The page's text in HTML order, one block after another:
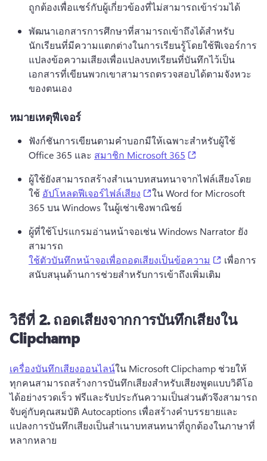
ถูกต้องเพื่อแชร์กับผู้เกี่ยวข้องที่ไม่สามารถเข้าร่วมได้
พัฒนาเอกสารการศึกษาที่สามารถเข้าถึงได้สําหรับ
นักเรียนที่มีความแตกต่างในการเรียนรู้โดยใช้ฟีเจอร์การ
แปลงข้อความเสียงเพื่อแปลงบทเรียนที่บันทึกไว้เป็น
เอกสารที่เขียนพวกเขาสามารถตรวจสอบได้ตามจังหวะ
ของตนเอง
หมายเหตุฟีเจอร์
ฟังก์ชันการเขียนตามคำบอกมีให้เฉพาะสำหรับผู้ใช้
Office 365 และ สมาชิก Microsoft 365
ผู้ใช้ยังสามารถสร้างสําเนาบทสนทนาจากไฟล์เสียงโดย
ใช้ อัปโหลดฟีเจอร์ไฟล์เสียง (opens in a new tab)
ใน Word for Microsoft
365 บน Windows ในผู้เช่าเชิงพาณิชย์
ผู้ที่ใช้โปรแกรมอ่านหน้าจอเช่น Windows Narrator ยัง
สามารถ
ใช้ตัวบันทึกหน้าจอเพื่อถอดเสียงเป็นข้อความ
(opens in
เพื่อการ
สนับสนุนด้านการช่วยสำหรับการเข้าถึงเพิ่มเติม
วิธีที่ 2.ถอดเสียงจากการบันทึกเสียงใน
Clipchamp
เครื่องบันทึกเสียงออนไลน์ใน Microsoft Clipchamp ช่วยให้
ทุกคนสามารถสร้างการบันทึกเสียงสําหรับเสียงพูดแบบวิดีโอ
ได้อย่างรวดเร็ว ฟรีและรับประกันความเป็นส่วนตัวจึงสามารถ
จับคู่กับคุณสมบัติ Autocaptions เพื่อสร้างคําบรรยายและ
แปลงการบันทึกเสียงเป็นสําเนาบทสนทนาที่ถูกต้องในภาษาที่
หลากหลาย